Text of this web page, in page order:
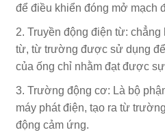
để điều khiển đóng mở mạch
2. Truyền động điện từ:
từ, từ trường được sử dụng
của ống chỉ nhằm đạt được
3. Trường động cơ: Là bộ
máy phát điện, tạo ra từ
động cảm ứng.